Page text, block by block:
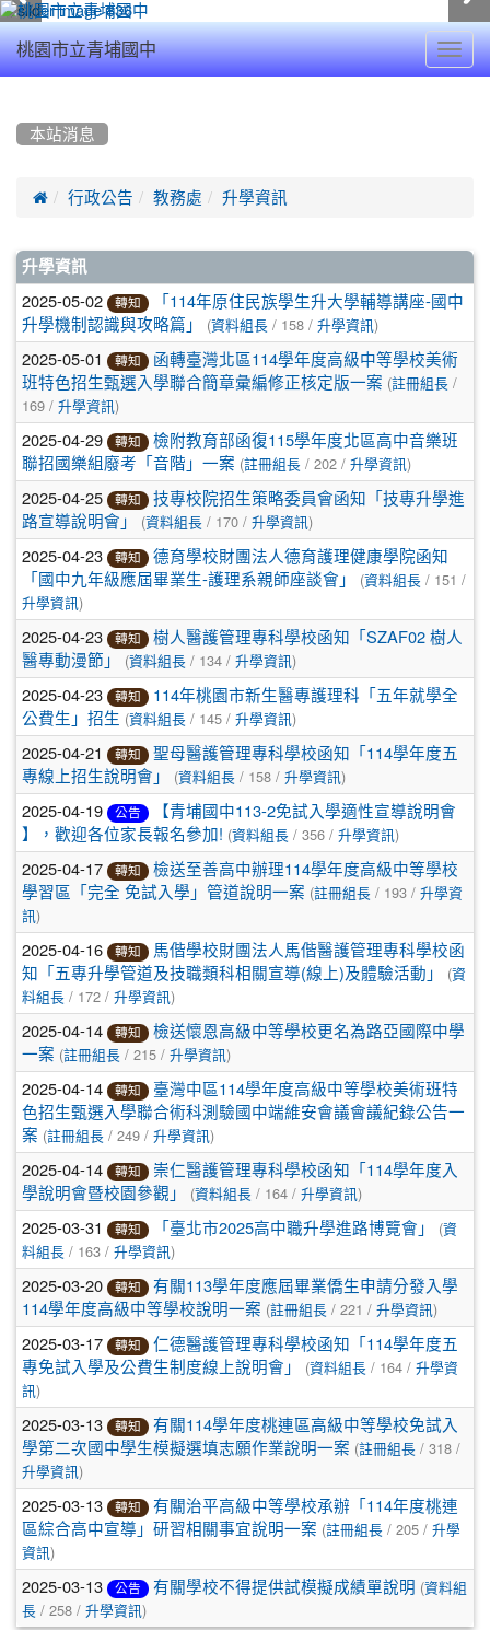
桃園市立青埔國中
本站消息
 行政公告 教務處 升學資訊
文
章
列
表
升學資訊
2025-05-02 轉知
「114年原住民族學生升大學輔導講座-國中
升學機制認識與攻略篇」
(資料組長 / 158 / 升學資訊)
2025-05-01 轉知
函轉臺灣北區114學年度高級中等學校美術
班特色招生甄選入學聯合簡章彙編修正核定版一案 (註冊組長 /
169 / 升學資訊)
2025-04-29 轉知
檢附教育部函復115學年度北區高中音樂班
聯招國樂組廢考「音階」一案 (註冊組長 / 202 / 升學資訊)
2025-04-25 轉知
技專校院招生策略委員會函知「技專升學進
路宣導說明會」
(資料組長 / 170 / 升學資訊)
2025-04-23 轉知
德育學校財團法人德育護理健康學院函知
「國中九年級應屆畢業生-護理系親師座談會」
(資料組長 / 151 /
升學資訊)
2025-04-23 轉知
樹人醫護管理專科學校函知「SZAF02 樹人
醫專動漫節」
(資料組長 / 134 / 升學資訊)
2025-04-23 轉知
114年桃園市新生醫專護理科「五年就學全
公費生」招生 (資料組長 / 145 / 升學資訊)
2025-04-21 轉知
聖母醫護管理專科學校函知「114學年度五
專線上招生說明會」
(資料組長 / 158 / 升學資訊)
2025-04-19 公告
【青埔國中113-2免試入學適性宣導說明會
】，歡迎各位家長報名參加! (資料組長 / 356 / 升學資訊)
2025-04-17 轉知
檢送至善高中辦理114學年度高級中等學校
學習區「完全 免試入學」管道說明一案 (註冊組長 / 193 / 升學資
訊)
2025-04-16 轉知
馬偕學校財團法人馬偕醫護管理專科學校函
知「五專升學管道及技職類科相關宣導(線上)及體驗活動」
(資
料組長 / 172 / 升學資訊)
2025-04-14 轉知
檢送懷恩高級中等學校更名為路亞國際中學
一案 (註冊組長 / 215 / 升學資訊)
2025-04-14 轉知
臺灣中區114學年度高級中等學校美術班特
色招生甄選入學聯合術科測驗國中端維安會議會議紀錄公告一
案 (註冊組長 / 249 / 升學資訊)
2025-04-14 轉知
崇仁醫護管理專科學校函知「114學年度入
學說明會暨校園參觀」
(資料組長 / 164 / 升學資訊)
2025-03-31 轉知 「臺北市2025高中職升學進路博覽會」 (資
料組長 / 163 / 升學資訊)
2025-03-20 轉知
有關113學年度應屆畢業僑生申請分發入學
114學年度高級中等學校說明一案 (註冊組長 / 221 / 升學資訊)
2025-03-17 轉知
仁德醫護管理專科學校函知「114學年度五
專免試入學及公費生制度線上說明會」
(資料組長 / 164 / 升學資
訊)
2025-03-13 轉知
有關114學年度桃連區高級中等學校免試入
學第二次國中學生模擬選填志願作業說明一案 (註冊組長 / 318 /
升學資訊)
2025-03-13 轉知
有關治平高級中等學校承辦「114年度桃連
區綜合高中宣導」研習相關事宜說明一案 (註冊組長 / 205 / 升學
資訊)
2025-03-13 公告 有關學校不得提供試模擬成績單說明 (資料組
長 / 258 / 升學資訊)